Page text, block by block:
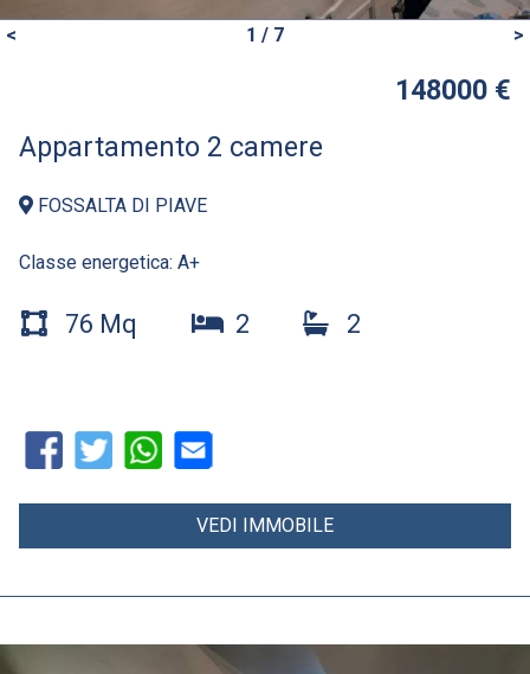
< 1 / 7 >
148000 €
Appartamento 2 camere
FOSSALTA DI PIAVE
Classe energetica: A+
76 Mq 2 2
VEDI IMMOBILE